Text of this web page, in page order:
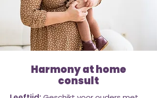
Harmony at home
consult